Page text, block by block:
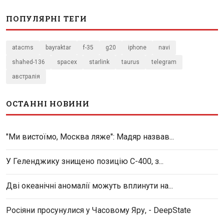
ПОПУЛЯРНІ ТЕГИ
atacms bayraktar f-35 g20 iphone navi
shahed-136 spacex starlink taurus telegram
австралія
ОСТАННІ НОВИНИ
"Ми вистоїмо, Москва ляже": Мадяр назвав...
У Геленджику знищено позицію С-400, з...
Дві океанічні аномалії можуть вплинути на...
Росіяни просунулися у Часовому Яру, - DeepState